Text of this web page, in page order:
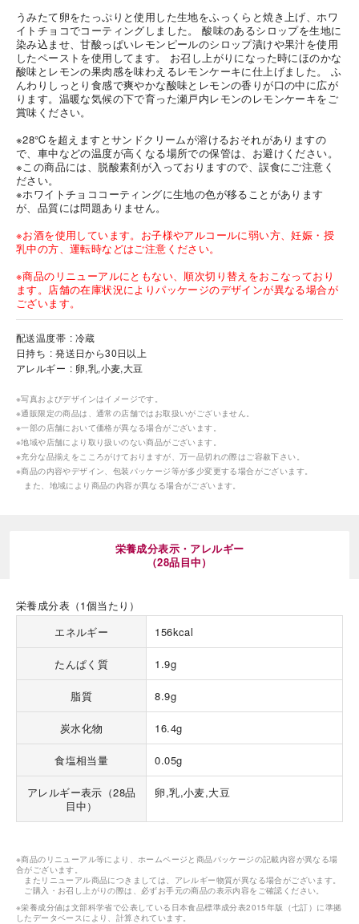
うみたて卵をたっぷりと使用した生地をふっくらと焼き上げ、ホワ
イトチョコでコーティングしました。 酸味のあるシロップを生地に
染み込ませ、甘酸っぱいレモンピールのシロップ漬けや果汁を使用
したペーストを使用してます。 お召し上がりになった時にほのかな
酸味とレモンの果肉感を味わえるレモンケーキに仕上げました。 ふ
んわりしっとり食感で爽やかな酸味とレモンの香りが口の中に広が
ります。温暖な気候の下で育った瀬戸内レモンのレモンケーキをご
賞味ください。
※28℃を超えますとサンドクリームが溶けるおそれがありますの
で、車中などの温度が高くなる場所での保管は、お避けください。
※この商品には、脱酸素剤が入っておりますので、誤食にご注意く
ださい。
※ホワイトチョココーティングに生地の色が移ることがあります
が、品質には問題ありません。
※お酒を使用しています。お子様やアルコールに弱い方、妊娠・授
乳中の方、運転時などはご注意ください。
※商品のリニューアルにともない、順次切り替えをおこなっており
ます。店舗の在庫状況によりパッケージのデザインが異なる場合が
ございます。
配送温度帯
冷蔵
日持ち
発送日から30日以上
アレルギー
卵,乳,小麦,大豆
※写真およびデザインはイメージです。
※通販限定の商品は、通常の店舗ではお取扱いがございません。
※一部の店舗において価格が異なる場合がございます。
※地域や店舗により取り扱いのない商品がございます。
※充分な品揃えをこころがけておりますが、万一品切れの際はご容赦下さい。
※商品の内容やデザイン、包装パッケージ等が多少変更する場合がございます。
また、地域により商品の内容が異なる場合がございます。
栄養成分表示・アレルギー
（28品目中）
栄養成分表（1個当たり）
エネルギー
156kcal
たんぱく質 1.9g
脂質 8.9g
炭水化物 16.4g
食塩相当量 0.05g
アレルギー表示（28品
目中）
卵,乳,小麦,大豆
※商品のリニューアル等により、ホームページと商品パッケージの記載内容が異なる場
合がございます。
またリニューアル商品につきましては、アレルギー物質が異なる場合がございます。
ご購入・お召し上がりの際は、必ずお手元の商品の表示内容をご確認ください。
※栄養成分値は文部科学省で公表している日本食品標準成分表2015年版（七訂）に準拠
したデータベースにより、計算されています。
岳や末広がりを意味す
やつ時」という意味を込
Vietnam